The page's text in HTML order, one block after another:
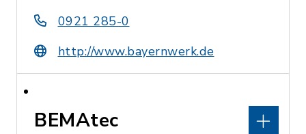
0921 285-0
http://www.bayernwerk.de
BEMAtec